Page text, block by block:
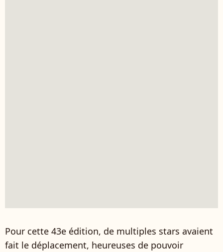
Pour cette 43e édition, de multiples stars avaient
fait le déplacement, heureuses de pouvoir